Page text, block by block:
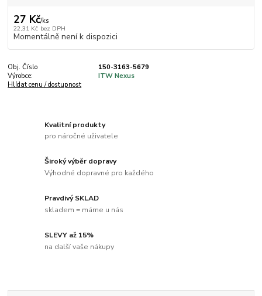
27 Kč/ks
22,31 Kč bez DPH
Momentálně není k dispozici
Obj. Číslo
150-3163-5679
Výrobce:
ITW Nexus
Hlídat cenu / dostupnost
Kvalitní produkty
pro náročné uživatele
Široký výběr dopravy
Výhodné dopravné pro každého
Pravdivý SKLAD
skladem = máme u nás
SLEVY až 15%
na další vaše nákupy